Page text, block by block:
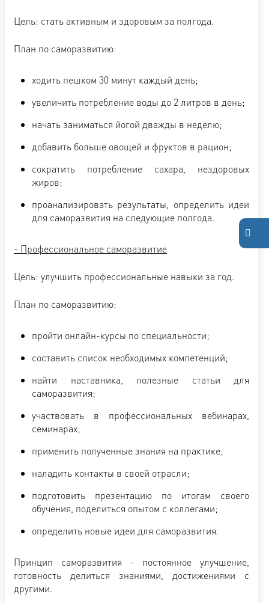
Цель: стать активным и здоровым за полгода.
План по саморазвитию:
ходить пешком 30 минут каждый день;
увеличить потребление воды до 2 литров в день;
начать заниматься йогой дважды в неделю;
добавить больше овощей и фруктов в рацион;
сократить потребление сахара, нездоровых
жиров;
проанализировать результаты, определить идеи
для саморазвития на следующие полгода.
- Профессиональное саморазвитие
Цель: улучшить профессиональные навыки за год.
План по саморазвитию:
пройти онлайн-курсы по специальности;
составить список необходимых компетенций;
найти наставника, полезные статьи для
саморазвития;
участвовать в профессиональных вебинарах,
семинарах;
применить полученные знания на практике;
наладить контакты в своей отрасли;
подготовить презентацию по итогам своего
обучения, поделиться опытом с коллегами;
определить новые идеи для саморазвития.
Принцип саморазвития - постоянное улучшение,
готовность делиться знаниями, достижениями с
другими.